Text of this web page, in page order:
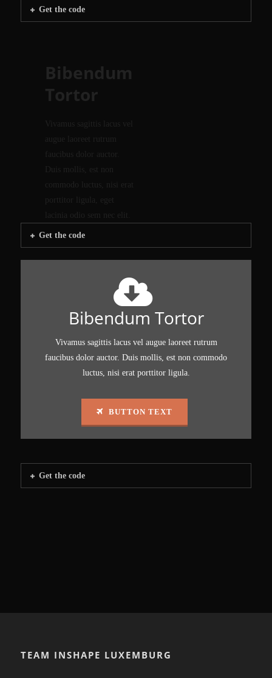
Get the code
Bibendum
Tortor
Vivamus sagittis lacus vel
augue laoreet rutrum
faucibus dolor auctor.
Duis mollis, est non
commodo luctus, nisi erat
porttitor ligula, eget
lacinia odio sem nec elit.
Get the code
Bibendum Tortor
Vivamus sagittis lacus vel augue laoreet rutrum
faucibus dolor auctor. Duis mollis, est non commodo
luctus, nisi erat porttitor ligula.
BUTTON TEXT
Get the code
TEAM INSHAPE LUXEMBURG